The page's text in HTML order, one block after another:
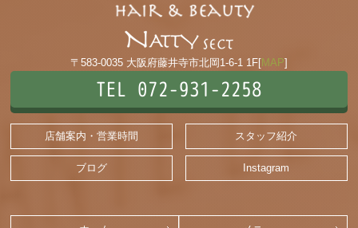
〒583-0035 大阪府藤井寺市北岡1-6-1 1F[MAP]
TEL 072-931-2258
店舗案内・営業時間 スタッフ紹介
ブログ Instagram